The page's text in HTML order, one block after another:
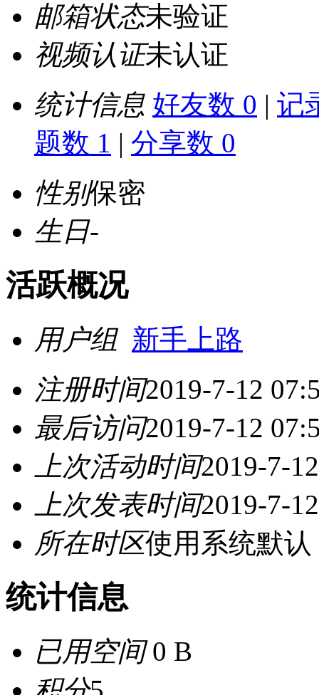
邮箱状态未验证
视频认证未认证
统计信息 好友数 0 | 记
题数 1 | 分享数 0
性别保密
生日-
活跃概况
用户组 新手上路
注册时间2019-7-12
最后访问2019-7-12
上次活动时间2019-7-
上次发表时间2019-7-
所在时区使用系统默认
统计信息
已用空间0 B